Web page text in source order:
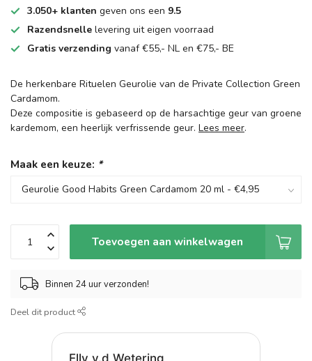
3.050+ klanten geven ons een 9.5
Razendsnelle levering uit eigen voorraad
Gratis verzending vanaf €55,- NL en €75,- BE
De herkenbare Rituelen Geurolie van de Private Collection Green
Cardamom.
Deze compositie is gebaseerd op de harsachtige geur van groene
kardemom, een heerlijk verfrissende geur. Lees meer.
Maak een keuze: *
Toevoegen aan winkelwagen
Binnen 24 uur verzonden!
Deel dit product